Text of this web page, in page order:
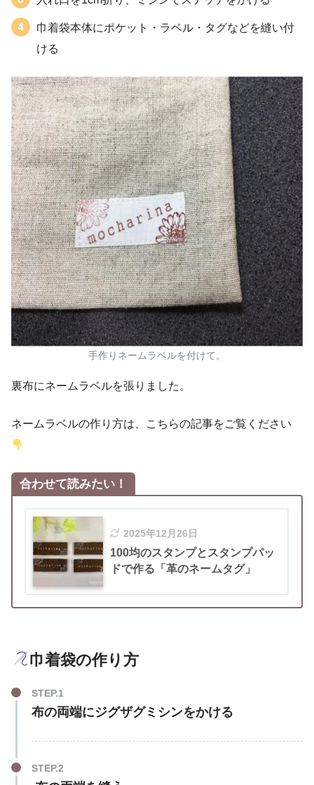
巾着袋本体にポケット・ラベル・タグなどを縫い付
ける
手作りネームラベルを付けて。
裏布にネームラベルを張りました。
ネームラベルの作り方は、こちらの記事をご覧ください
合わせて読みたい！
2025年12月26日
100均のスタンプとスタンプパッ
ドで作る「革のネームタグ」
巾着袋の作り方
布の両端にジグザグミシンをかける